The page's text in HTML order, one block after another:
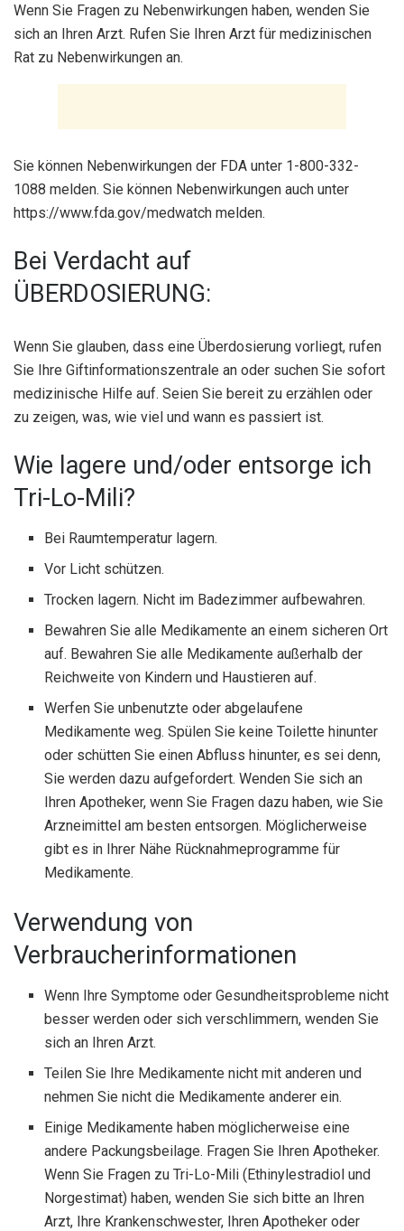
Wenn Sie Fragen zu Nebenwirkungen haben, wenden Sie
sich an Ihren Arzt. Rufen Sie Ihren Arzt für medizinischen
Rat zu Nebenwirkungen an.
Sie können Nebenwirkungen der FDA unter 1-800-332-
1088 melden. Sie können Nebenwirkungen auch unter
https://www.fda.gov/medwatch melden.
Bei Verdacht auf
ÜBERDOSIERUNG:
Wenn Sie glauben, dass eine Überdosierung vorliegt, rufen
Sie Ihre Giftinformationszentrale an oder suchen Sie sofort
medizinische Hilfe auf. Seien Sie bereit zu erzählen oder
zu zeigen, was, wie viel und wann es passiert ist.
Wie lagere und/oder entsorge ich
Tri-Lo-Mili?
Bei Raumtemperatur lagern.
Vor Licht schützen.
Trocken lagern. Nicht im Badezimmer aufbewahren.
Bewahren Sie alle Medikamente an einem sicheren Ort
auf. Bewahren Sie alle Medikamente außerhalb der
Reichweite von Kindern und Haustieren auf.
Werfen Sie unbenutzte oder abgelaufene
Medikamente weg. Spülen Sie keine Toilette hinunter
oder schütten Sie einen Abfluss hinunter, es sei denn,
Sie werden dazu aufgefordert. Wenden Sie sich an
Ihren Apotheker, wenn Sie Fragen dazu haben, wie Sie
Arzneimittel am besten entsorgen. Möglicherweise
gibt es in Ihrer Nähe Rücknahmeprogramme für
Medikamente.
Verwendung von
Verbraucherinformationen
Wenn Ihre Symptome oder Gesundheitsprobleme nicht
besser werden oder sich verschlimmern, wenden Sie
sich an Ihren Arzt.
Teilen Sie Ihre Medikamente nicht mit anderen und
nehmen Sie nicht die Medikamente anderer ein.
Einige Medikamente haben möglicherweise eine
andere Packungsbeilage. Fragen Sie Ihren Apotheker.
Wenn Sie Fragen zu Tri-Lo-Mili (Ethinylestradiol und
Norgestimat) haben, wenden Sie sich bitte an Ihren
Arzt, Ihre Krankenschwester, Ihren Apotheker oder